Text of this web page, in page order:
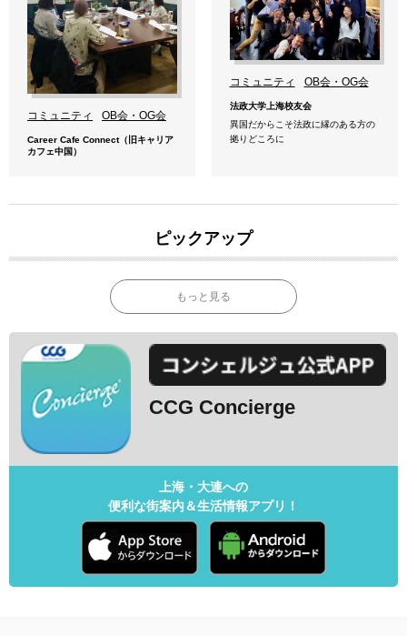
コミュニティ OB会・OG会
Career Cafe Connect（旧キャリア
カフェ中国）
コミュニティ OB会・OG会
法政大学上海校友会
異国だからこそ法政に縁のある方の
拠りどころに
ピックアップ
もっと見る
CCG Concierge
上海・大連への
便利な街案内＆生活情報アプリ！